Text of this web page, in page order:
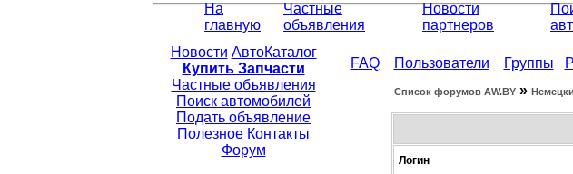
На
главную
Частные
объявления
Новости
партнеров
Новости АвтоКаталог
Купить Запчасти
Частные объявления
Поиск автомобилей
Подать объявление
Полезное Контакты
Форум
FAQ Пользователи Группы
Список форумов АW.BY»
Логин